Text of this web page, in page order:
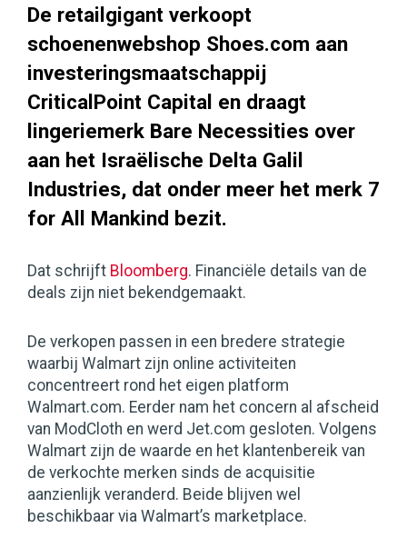
De retailgigant verkoopt
schoenenwebshop Shoes.com aan
investeringsmaatschappij
CriticalPoint Capital en draagt
lingeriemerk Bare Necessities over
aan het Israëlische Delta Galil
Industries, dat onder meer het merk 7
for All Mankind bezit.
Dat schrijft Bloomberg. Financiële details van de
deals zijn niet bekendgemaakt.
De verkopen passen in een bredere strategie
waarbij Walmart zijn online activiteiten
concentreert rond het eigen platform
Walmart.com. Eerder nam het concern al afscheid
van ModCloth en werd Jet.com gesloten. Volgens
Walmart zijn de waarde en het klantenbereik van
de verkochte merken sinds de acquisitie
aanzienlijk veranderd. Beide blijven wel
beschikbaar via Walmart’s marketplace.